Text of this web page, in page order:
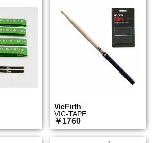
VicFirth
VIC-TAPE
￥1760